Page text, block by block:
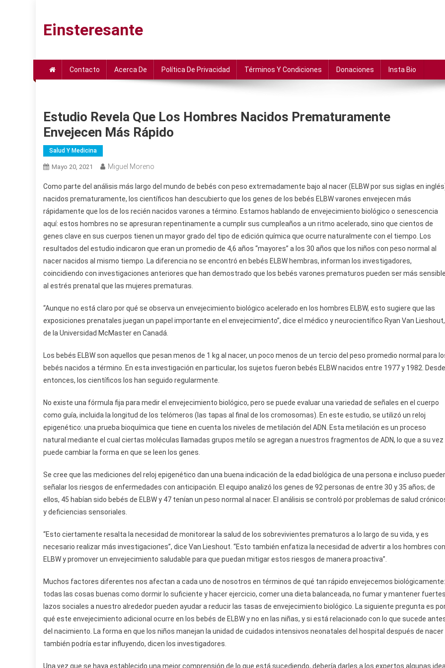
contenido
Einsteresante
Contacto Acerca De Política De Privacidad Términos Y Condiciones Donaciones Insta Bio
Estudio Revela Que Los Hombres Nacidos Prematuramente
Envejecen Más Rápido
Salud Y Medicina
Mayo 20, 2021 Miguel Moreno
Como parte del análisis más largo del mundo de bebés con peso extremadamente bajo al nacer (ELBW por sus siglas en
nacidos prematuramente, los científicos han descubierto que los genes de los bebés ELBW varones envejecen más
rápidamente que los de los recién nacidos varones a término. Estamos hablando de envejecimiento biológico o senescencia
aquí: estos hombres no se apresuran repentinamente a cumplir sus cumpleaños a un ritmo acelerado, sino que cientos de
genes clave en sus cuerpos tienen un mayor grado del tipo de edición química que ocurre naturalmente con el tiempo. Los
resultados del estudio indicaron que eran un promedio de 4,6 años “mayores” a los 30 años que los niños con peso normal al
nacer nacidos al mismo tiempo. La diferencia no se encontró en bebés ELBW hembras, informan los investigadores,
coincidiendo con investigaciones anteriores que han demostrado que los bebés varones prematuros pueden ser más
al estrés prenatal que las mujeres prematuras.
“Aunque no está claro por qué se observa un envejecimiento biológico acelerado en los hombres ELBW, esto sugiere que las
exposiciones prenatales juegan un papel importante en el envejecimiento”, dice el médico y neurocientífico Ryan Van Lieshout,
de la Universidad McMaster en Canadá.
Los bebés ELBW son aquellos que pesan menos de 1 kg al nacer, un poco menos de un tercio del peso promedio normal para
bebés nacidos a término. En esta investigación en particular, los sujetos fueron bebés ELBW nacidos entre 1977 y 1982. Desde
entonces, los científicos los han seguido regularmente.
No existe una fórmula fija para medir el envejecimiento biológico, pero se puede evaluar una variedad de señales en el cuerpo
como guía, incluida la longitud de los telómeros (las tapas al final de los cromosomas). En este estudio, se utilizó un reloj
epigenético: una prueba bioquímica que tiene en cuenta los niveles de metilación del ADN. Esta metilación es un proceso
natural mediante el cual ciertas moléculas llamadas grupos metilo se agregan a nuestros fragmentos de ADN, lo que a su vez
puede cambiar la forma en que se leen los genes.
Se cree que las mediciones del reloj epigenético dan una buena indicación de la edad biológica de una persona e incluso
señalar los riesgos de enfermedades con anticipación. El equipo analizó los genes de 92 personas de entre 30 y 35 años; de
ellos, 45 habían sido bebés de ELBW y 47 tenían un peso normal al nacer. El análisis se controló por problemas de salud
y deficiencias sensoriales.
“Esto ciertamente resalta la necesidad de monitorear la salud de los sobrevivientes prematuros a lo largo de su vida, y es
necesario realizar más investigaciones”, dice Van Lieshout. “Esto también enfatiza la necesidad de advertir a los hombres con
ELBW y promover un envejecimiento saludable para que puedan mitigar estos riesgos de manera proactiva”.
Muchos factores diferentes nos afectan a cada uno de nosotros en términos de qué tan rápido envejecemos biológicamente:
todas las cosas buenas como dormir lo suficiente y hacer ejercicio, comer una dieta balanceada, no fumar y mantener fuertes
lazos sociales a nuestro alrededor pueden ayudar a reducir las tasas de envejecimiento biológico. La siguiente pregunta es
qué este envejecimiento adicional ocurre en los bebés de ELBW y no en las niñas, y si está relacionado con lo que sucede
del nacimiento. La forma en que los niños manejan la unidad de cuidados intensivos neonatales del hospital después de nacer
también podría estar influyendo, dicen los investigadores.
Una vez que se haya establecido una mejor comprensión de lo que está sucediendo, debería darles a los expertos algunas